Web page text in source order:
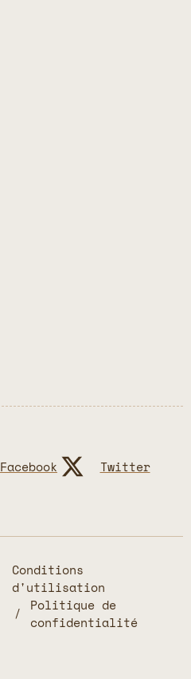
Facebook Twitter
Conditions
d'utilisation
Politique de
confidentialité